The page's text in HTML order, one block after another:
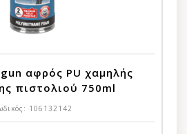
αφρός PU χαμηλής
πιστολιού 750ml
106132142